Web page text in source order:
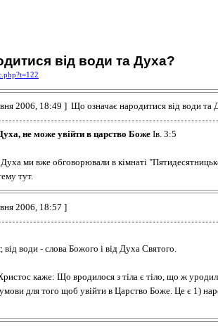
від води та Духа?
2006, 18:49 ] Що означає народитися від води та
не може увійти в царство Боже Ів. 3:5
ми вже обговорювали в кімнаті
тут.
2006, 18:57 ]
води - слова Божого і від Духа Святого.
каже: Що вродилося з тіла є тіло, що ж
умови для того щоб увійти в Царство Боже. Це є 1)